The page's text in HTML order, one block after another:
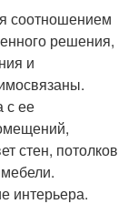
соотношением
решения,
и
с ее
стен, потолков
интерьера.